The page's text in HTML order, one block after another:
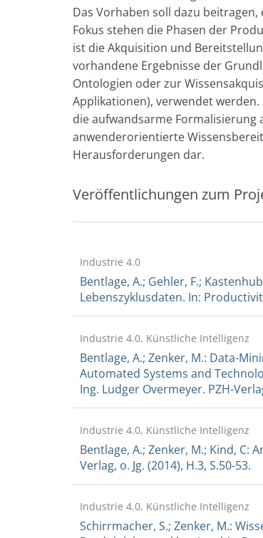
Das Vorhaben soll dazu
Fokus stehen die Phasen der
ist die Akquisition und
vorhandene Ergebnisse der
Ontologien oder zur
Applikationen), verwendet
die aufwandsarme
anwenderorientierte
Herausforderungen dar.
Veröffentlichungen zum
Industrie 4.0
Bentlage, A.; Gehler, F.;
Lebenszyklusdaten. In:
Industrie 4.0, Künstliche Intelligenz
Bentlage, A.; Zenker, M.: Data-
Automated Systems and
Ing. Ludger Overmeyer. PZH-
Industrie 4.0, Künstliche Intelligenz
Bentlage, A.; Zenker, M.; Kind, C:
Verlag, o. Jg. (2014), H.3, S.50-53.
Industrie 4.0, Künstliche Intelligenz
Schirrmacher, S.; Zenker, M.: